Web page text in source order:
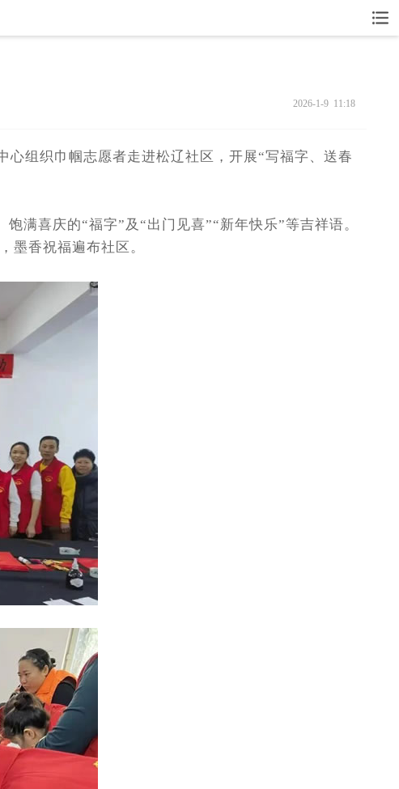
2026-1-9 11:18
组织巾帼志愿者走进松辽社区，开展“写福字、送春
喜庆的“福字”及“出门见喜”“新年快乐”等吉祥语。
墨香祝福遍布社区。